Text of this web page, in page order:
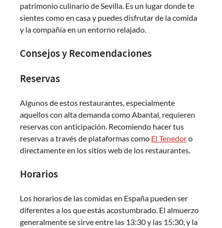
patrimonio culinario de Sevilla. Es un lugar donde te
sientes como en casa y puedes disfrutar de la comida
y la compañía en un entorno relajado.
Consejos y Recomendaciones
Reservas
Algunos de estos restaurantes, especialmente
aquellos con alta demanda como Abantal, requieren
reservas con anticipación. Recomiendo hacer tus
reservas a través de plataformas como El Tenedoro
directamente en los sitios web de los restaurantes.
Horarios
Los horarios de las comidas en España pueden ser
diferentes a los que estás acostumbrado. El almuerzo
generalmente se sirve entre las 13:30 y las 15:30, y la